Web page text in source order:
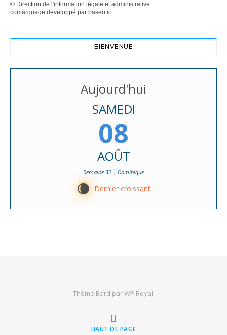
© Direction de l'information légale et administrative
comarquage developpé par baseo.io
BIENVENUE
Aujourd'hui
SAMEDI
08
AOÛT
Semaine 32 | Dominique
W Dernier croissant
Thème Bard parWP Royal.
HAUT DE PAGE